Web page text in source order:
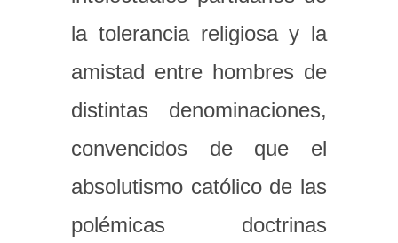
la tolerancia religiosa y la
amistad entre hombres de
distintas denominaciones,
convencidos de que el
absolutismo católico de las
polémicas doctrinas